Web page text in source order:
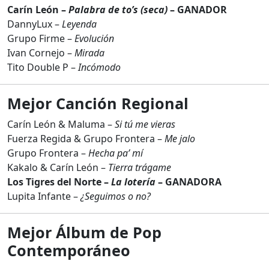
Carín León –Palabra de to’s (seca)– GANADOR
DannyLux –Leyenda
Grupo Firme –Evolución
Ivan Cornejo –Mirada
Tito Double P –Incómodo
Mejor Canción Regional
Carín León & Maluma –Si tú me vieras
Fuerza Regida & Grupo Frontera –Me jalo
Grupo Frontera –Hecha pa’ mí
Kakalo & Carín León – Tierra trágame
Los Tigres del Norte –La lotería– GANADORA
Lupita Infante –¿Seguimos o no?
Mejor Álbum de Pop
Contemporáneo